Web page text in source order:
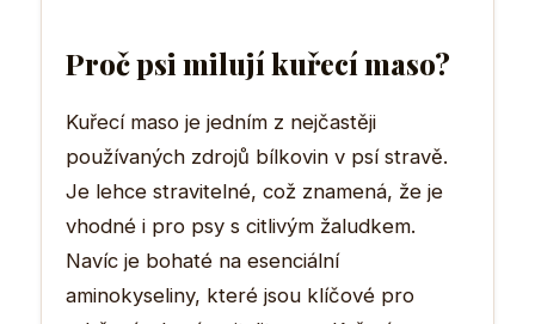
Proč psi milují kuřecí maso?
Kuřecí maso je jedním z nejčastěji
používaných zdrojů bílkovin v psí stravě.
Je lehce stravitelné, což znamená, že je
vhodné i pro psy s citlivým žaludkem.
Navíc je bohaté na esenciální
aminokyseliny, které jsou klíčové pro